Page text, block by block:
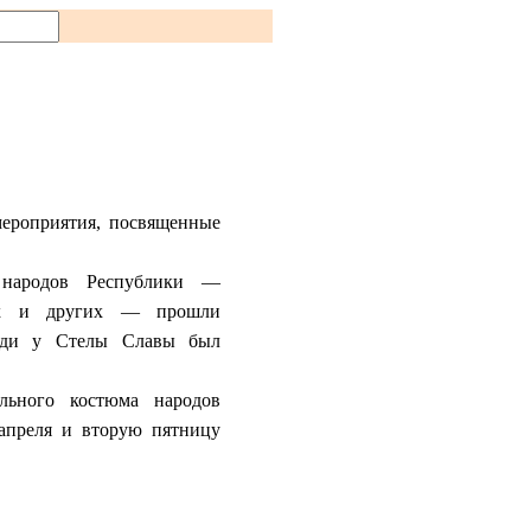
посвященные
Республики —
и других — прошли
у Стелы Славы был
костюма народов
и вторую пятницу